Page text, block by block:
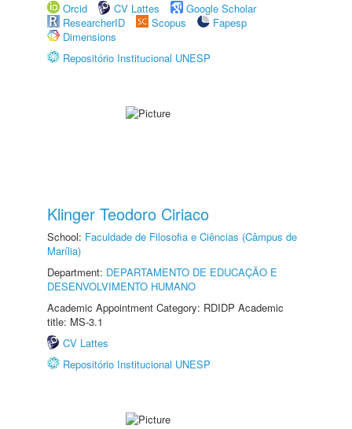
Orcid
CV Lattes
Google Scholar
ResearcherID
Scopus
Fapesp
Dimensions
Repositório Institucional UNESP
Klinger Teodoro Ciriaco
School: Faculdade de Filosofia e Ciências (Câmpus de
Marília)
Department: DEPARTAMENTO DE EDUCAÇÃO E
DESENVOLVIMENTO HUMANO
Academic Appointment Category: RDIDP Academic
title: MS-3.1
CV Lattes
Repositório Institucional UNESP